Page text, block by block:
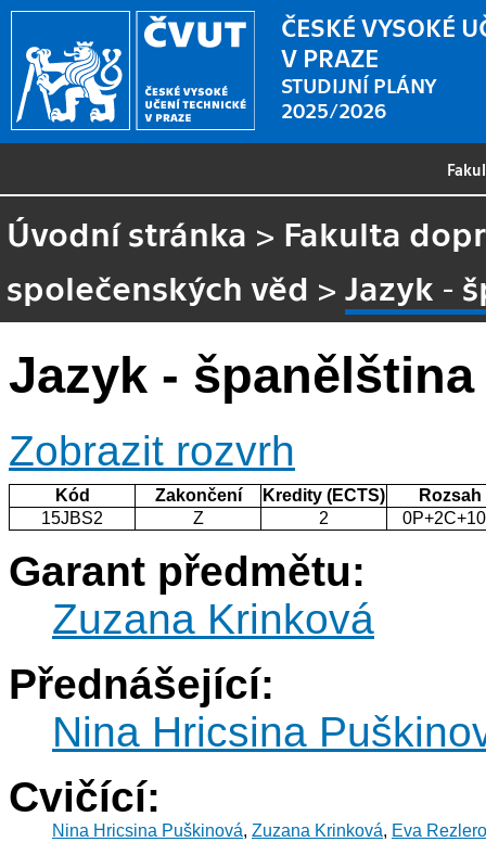
ČESKÉ VYSOKÉ
V PRAZE
STUDIJNÍ PLÁNY
2025/2026
Úvodní stránka > Fakulta
společenských věd >Jazyk -
Jazyk - španělština
Zobrazit rozvrh
Kód Zakončení Kredity (ECTS)
Rozsah
15JBS2
Z 2
Garant předmětu:
Zuzana Krinková
Přednášející:
Nina Hricsina
Cvičící:
Nina Hricsina Puškinová, Zuzana Krinková, Eva